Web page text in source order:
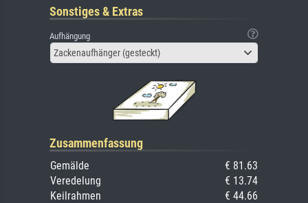
Sonstiges & Extras
Aufhängung
Zackenaufhänger (gesteckt)
Zusammenfassung
Gemälde
€ 81.63
Veredelung
€ 13.74
Keilrahmen
€ 44.66